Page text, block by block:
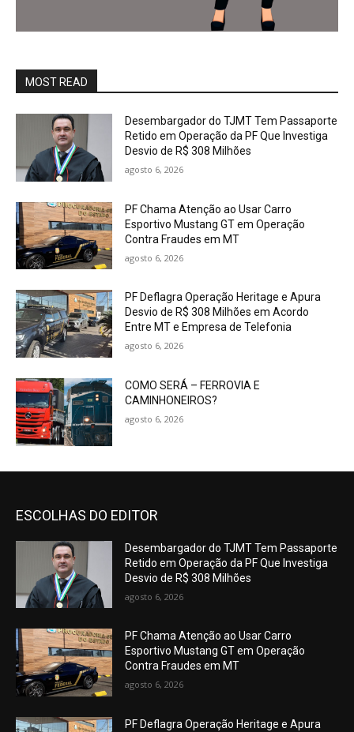
MOST READ
Desembargador do TJMT Tem Passaporte
Retido em Operação da PF Que Investiga
Desvio de R$ 308 Milhões
agosto 6, 2026
PF Chama Atenção ao Usar Carro
Esportivo Mustang GT em Operação
Contra Fraudes em MT
agosto 6, 2026
PF Deflagra Operação Heritage e Apura
Desvio de R$ 308 Milhões em Acordo
Entre MT e Empresa de Telefonia
agosto 6, 2026
COMO SERÁ – FERROVIA E
CAMINHONEIROS?
agosto 6, 2026
ESCOLHAS DO EDITOR
Desembargador do TJMT Tem Passaporte
Retido em Operação da PF Que Investiga
Desvio de R$ 308 Milhões
agosto 6, 2026
PF Chama Atenção ao Usar Carro
Esportivo Mustang GT em Operação
Contra Fraudes em MT
agosto 6, 2026
PF Deflagra Operação Heritage e Apura